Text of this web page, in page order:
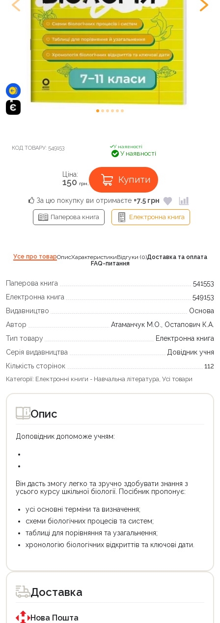
КОД ТОВАРУ: 549153 У наявності
У наявності
Ціна:
150 грн. Купити
За цю покупку ви отримаєте +7.5 грн
Паперова книга Електронна книга
Усе про товарОписХарактеристикиВідгуки (0)Доставка та оплата
FAQ-питання
Паперова книга
541553
Електронна книга
549153
Видавництво
Основа
Автор
Атаманчук М.О., Остапович К.А.
Тип товару
Електронна книга
Серія видавництва
Довідник учня
Кількість сторінок
112
Категорії: Електронні книги - Навчальна література Усі товари
Опис
Доповідник допоможе учням:
Він дасть змогу легко та зручно здобувати знання з
усього курсу шкільної біології. Посібник пропонує:
усі основні терміни та визначення;
схеми біологічних процесів та систем;
таблиці для порівняння та узагальнення;
хронологію біологічних відкриттів та ключові дати.
Доставка
Нова Пошта